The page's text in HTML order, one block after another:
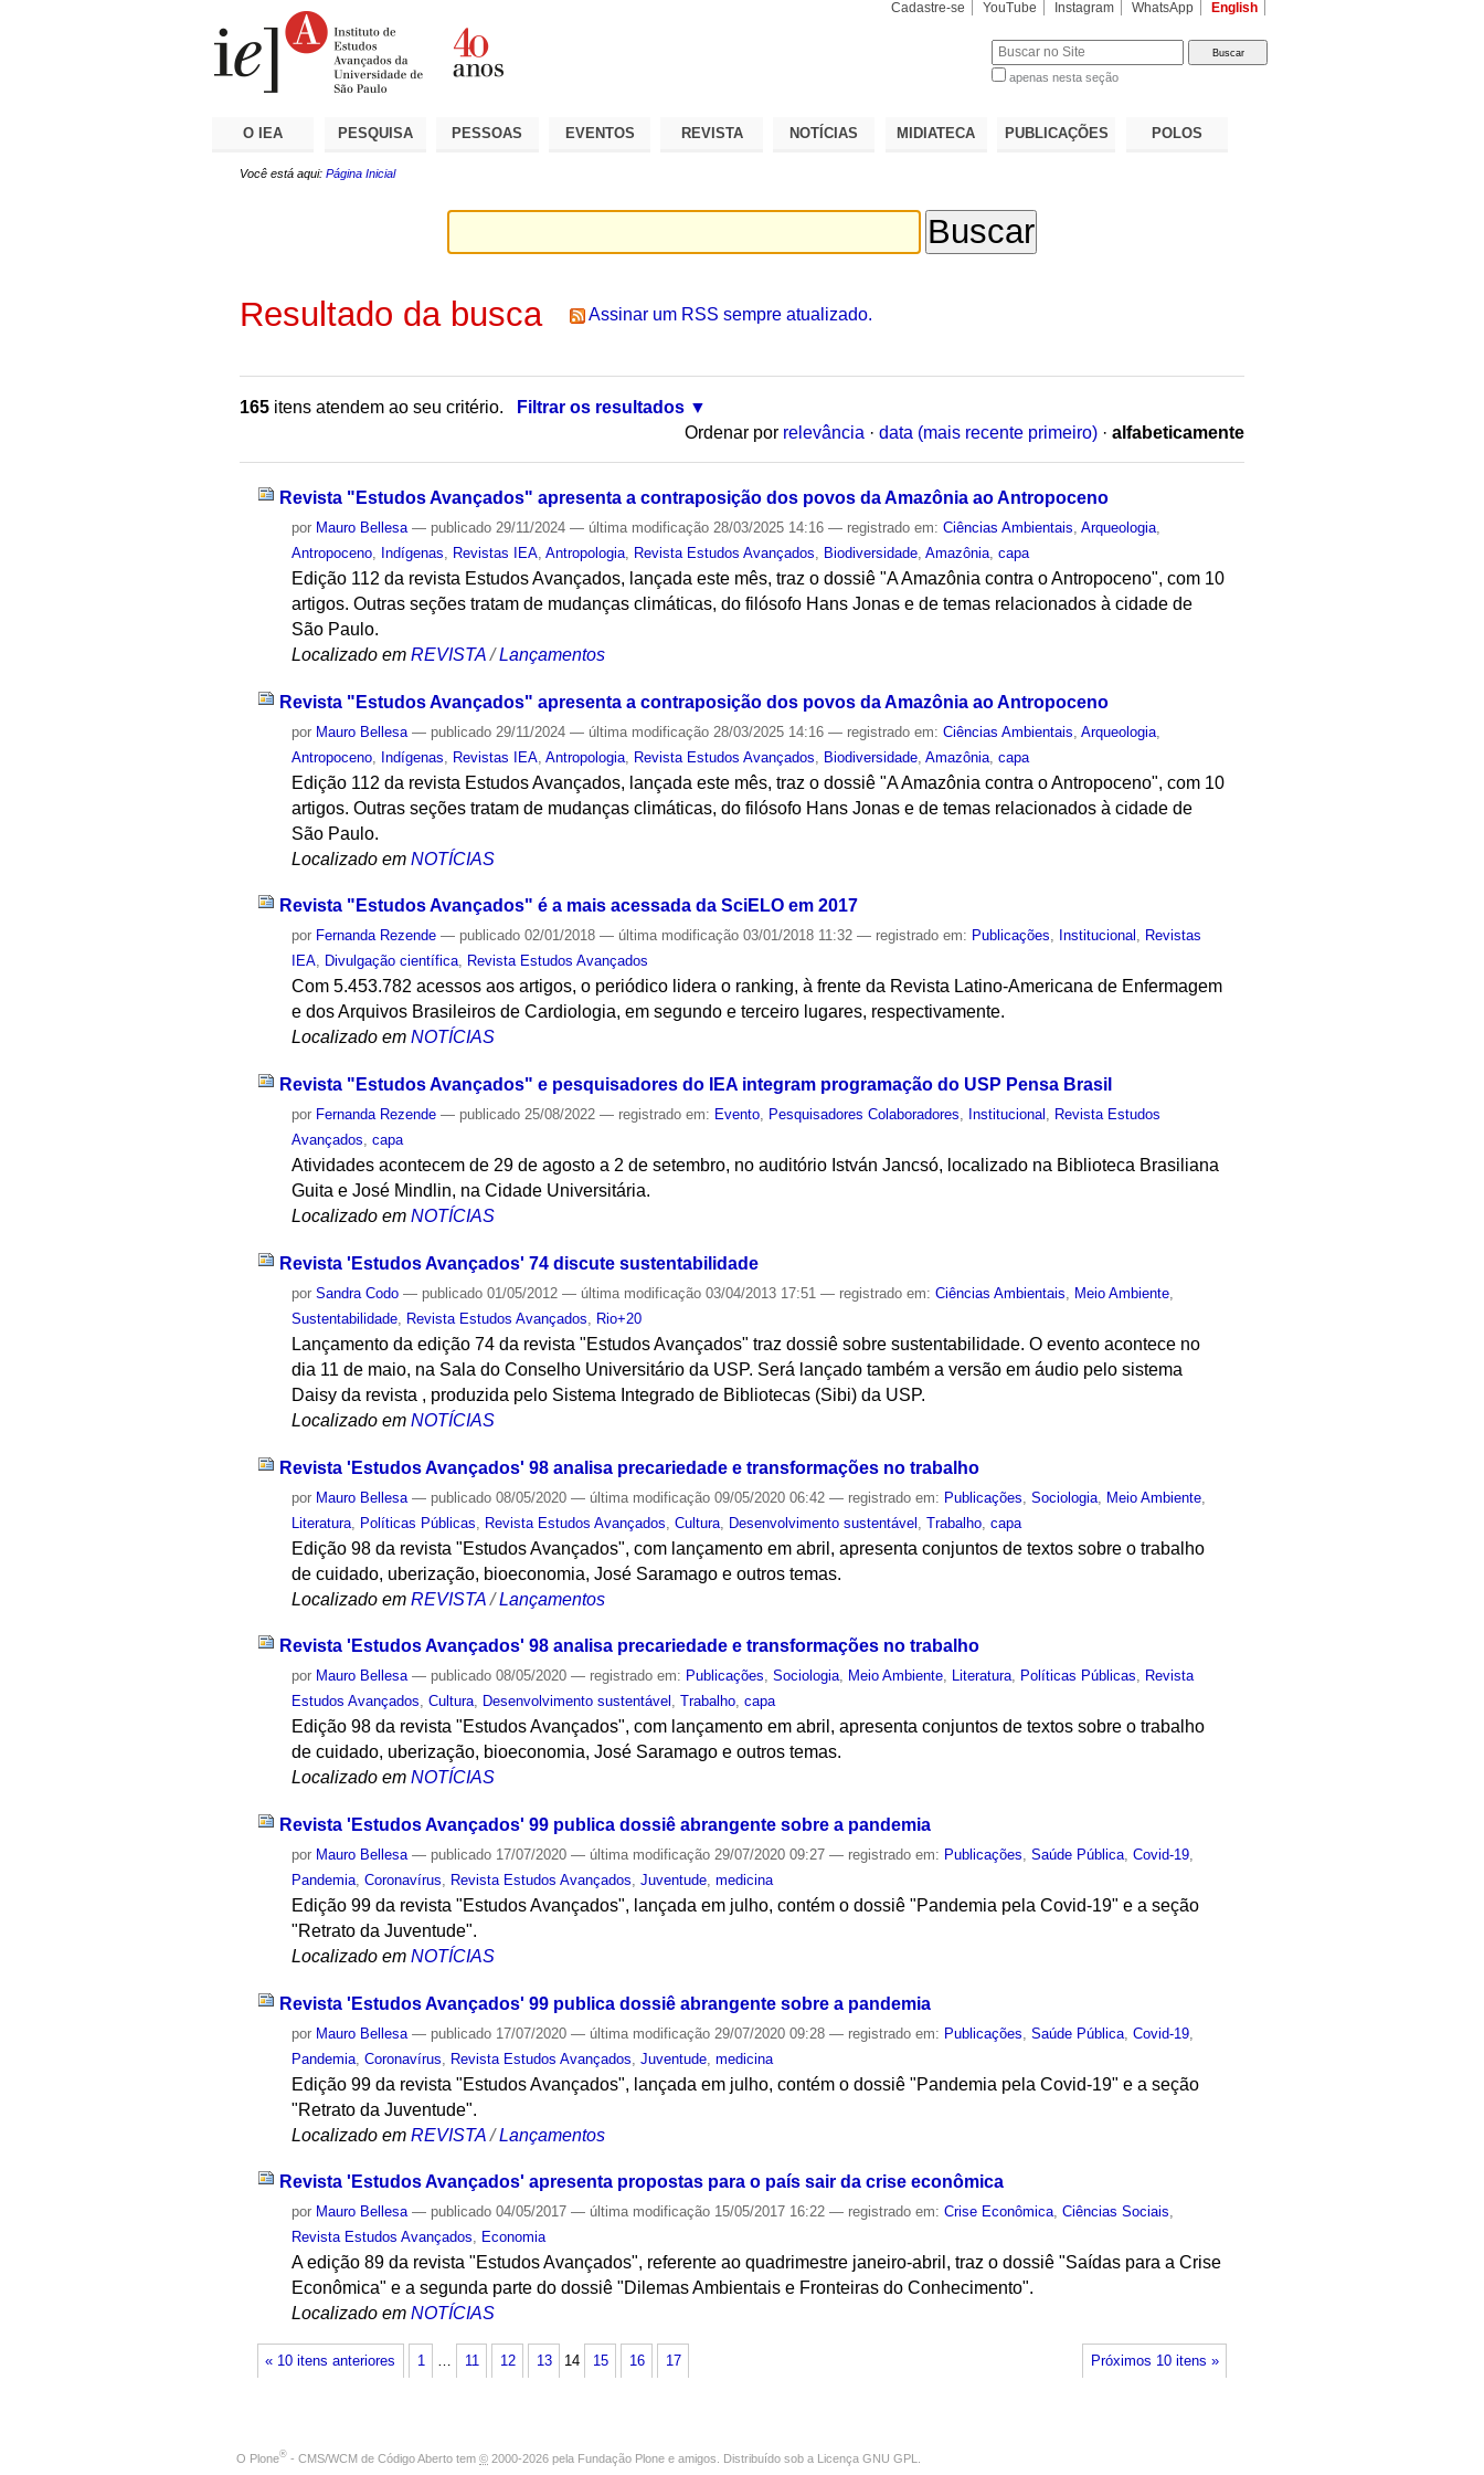
Cadastre-se YouTube Instagram WhatsApp English
apenas nesta seção
O IEA PESQUISA PESSOAS EVENTOS REVISTA NOTÍCIAS MIDIATECA PUBLICAÇÕES POLOS
Você está aqui: Página Inicial
Resultado da busca Assinar um RSS sempre atualizado.
165 itens atendem ao seu critério.
Filtrar os resultados
Ordenar por relevância · data (mais recente primeiro) · alfabeticamente
Revista "Estudos Avançados" apresenta a contraposição dos povos da Amazônia ao Antropoceno
por Mauro Bellesa — publicado 29/11/2024— última modificação 28/03/2025 14:16— registrado em:Ciências Ambientais ,Arqueologia
Antropoceno
Indígenas Revistas IEA ,Antropologia Revista Estudos Avançados Biodiversidade ,Amazônia ,capa
Edição 112 da revista Estudos Avançados, lançada este mês, traz o dossiê "A Amazônia contra o Antropoceno", com 10
artigos. Outras seções tratam de mudanças climáticas, do filósofo Hans Jonas e de temas relacionados à cidade de
São Paulo.
Localizado em REVISTA /Lançamentos
Revista "Estudos Avançados" apresenta a contraposição dos povos da Amazônia ao Antropoceno
por Mauro Bellesa — publicado 29/11/2024— última modificação 28/03/2025 14:16— registrado em:Ciências Ambientais ,Arqueologia
Antropoceno Indígenas Revistas IEA ,Antropologia Revista Estudos Avançados Biodiversidade ,Amazônia ,capa
Edição 112 da revista Estudos Avançados, lançada este mês, traz o dossiê "A Amazônia contra o Antropoceno", com 10
artigos. Outras seções tratam de mudanças climáticas, do filósofo Hans Jonas e de temas relacionados à cidade de
São Paulo.
Localizado em NOTÍCIAS
Revista "Estudos Avançados" é a mais acessada da SciELO em 2017
por Fernanda Rezende — publicado 02/01/2018— última modificação 03/01/2018 11:32— registrado em: Publicações, Institucional , Revistas
IEA, Divulgação científica, Revista Estudos Avançados
Com 5.453.782 acessos aos artigos, o periódico lidera o ranking, à frente da Revista Latino-Americana de Enfermagem
e dos Arquivos Brasileiros de Cardiologia, em segundo e terceiro lugares, respectivamente.
Localizado em NOTÍCIAS
Revista "Estudos Avançados" e pesquisadores do IEA integram programação do USP Pensa Brasil
por Fernanda Rezende — publicado 25/08/2022— registrado em: Evento, Pesquisadores Colaboradores, Institucional , Revista Estudos
Avançados,capa
Atividades acontecem de 29 de agosto a 2 de setembro, no auditório István Jancsó, localizado na Biblioteca Brasiliana
Guita e José Mindlin, na Cidade Universitária.
Localizado em NOTÍCIAS
Revista 'Estudos Avançados' 74 discute sustentabilidade
porSandra Codo — publicado 01/05/2012— última modificação 03/04/2013 17:51— registrado em:Ciências Ambientais Meio Ambiente
Sustentabilidade
Revista Estudos Avançados Rio+20
Lançamento da edição 74 da revista "Estudos Avançados" traz dossiê sobre sustentabilidade. O evento acontece no
dia 11 de maio, na Sala do Conselho Universitário da USP. Será lançado também a versão em áudio pelo sistema
Daisy da revista , produzida pelo Sistema Integrado de Bibliotecas (Sibi) da USP.
Localizado em NOTÍCIAS
Revista 'Estudos Avançados' 98 analisa precariedade e transformações no trabalho
por Mauro Bellesa — publicado 08/05/2020— última modificação 09/05/2020 06:42— registrado em: Publicações ,Sociologia Meio Ambiente
Literatura Políticas Públicas Revista Estudos Avançados ,Cultura Desenvolvimento sustentável ,Trabalho ,capa
Edição 98 da revista "Estudos Avançados", com lançamento em abril, apresenta conjuntos de textos sobre o trabalho
de cuidado, uberização, bioeconomia, José Saramago e outros temas.
Localizado em REVISTA /Lançamentos
Revista 'Estudos Avançados' 98 analisa precariedade e transformações no trabalho
por Mauro Bellesa — publicado 08/05/2020— registrado em: Publicações,Sociologia, Meio Ambiente, Literatura, Políticas Públicas, Revista
Estudos Avançados,Cultura, Desenvolvimento sustentável ,Trabalho,capa
Edição 98 da revista "Estudos Avançados", com lançamento em abril, apresenta conjuntos de textos sobre o trabalho
de cuidado, uberização, bioeconomia, José Saramago e outros temas.
Localizado em NOTÍCIAS
Revista 'Estudos Avançados' 99 publica dossiê abrangente sobre a pandemia
por Mauro Bellesa — publicado 17/07/2020— última modificação 29/07/2020 09:27— registrado em: Publicações ,Saúde Pública ,Covid-19
Pandemia ,Coronavírus Revista Estudos Avançados ,Juventude ,medicina
Edição 99 da revista "Estudos Avançados", lançada em julho, contém o dossiê "Pandemia pela Covid-19" e a seção
"Retrato da Juventude".
Localizado em NOTÍCIAS
Revista 'Estudos Avançados' 99 publica dossiê abrangente sobre a pandemia
por Mauro Bellesa — publicado 17/07/2020— última modificação 29/07/2020 09:28— registrado em: Publicações ,Saúde Pública ,Covid-19
Pandemia ,Coronavírus Revista Estudos Avançados ,Juventude ,medicina
Edição 99 da revista "Estudos Avançados", lançada em julho, contém o dossiê "Pandemia pela Covid-19" e a seção
"Retrato da Juventude".
Localizado em REVISTA /Lançamentos
Revista 'Estudos Avançados' apresenta propostas para o país sair da crise econômica
por Mauro Bellesa — publicado 04/05/2017— última modificação 15/05/2017 16:22— registrado em:Crise Econômica,Ciências Sociais,
Revista Estudos Avançados, Economia
A edição 89 da revista "Estudos Avançados", referente ao quadrimestre janeiro-abril, traz o dossiê "Saídas para a Crise
Econômica" e a segunda parte do dossiê "Dilemas Ambientais e Fronteiras do Conhecimento".
Localizado em NOTÍCIAS
« 10 itens anteriores Próximos 10 itens »
1 11 12 13 14 15 16 17
O Plone® - CMS/WCM de Código Aberto tem © 2000-2026 pela Fundação Plone e amigos. Distribuído sob a Licença GNU GPL